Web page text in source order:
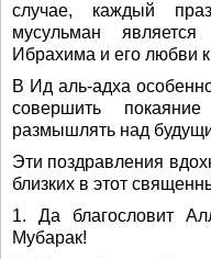
случае, каждый
мусульман
Ибрахима и его любви
В Ид аль-адха
совершить
размышлять над
Эти поздравления
близких в этот
1. Да благословит
Мубарак!